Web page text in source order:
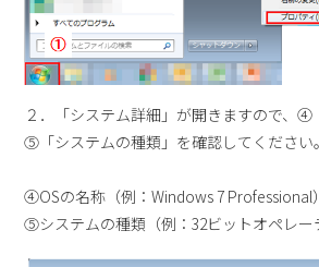
２．「システム詳細」が開きますので、④
⑤「システムの種類」を確認してください。
④OSの名称（例：Windows 7 Professional）
⑤システムの種類（例：32ビットオペレー